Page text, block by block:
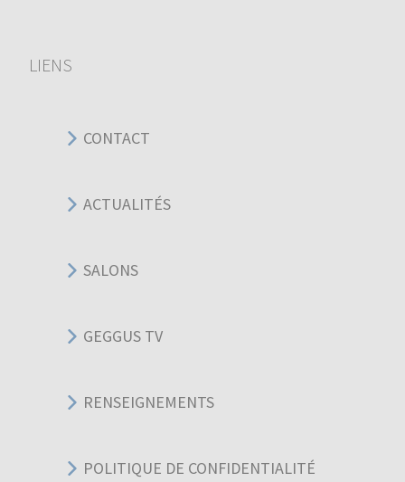
LIENS
CONTACT
ACTUALITÉS
SALONS
GEGGUS TV
RENSEIGNEMENTS
POLITIQUE DE CONFIDENTIALITÉ